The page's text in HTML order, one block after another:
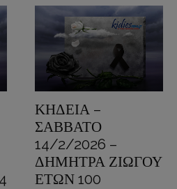
ΚΗΔΕΙΑ –
ΣΑΒΒΑΤΟ
14/2/2026 –
ΔΗΜΗΤΡΑ ΖΙΩΓΟΥ
ΕΤΩΝ 100